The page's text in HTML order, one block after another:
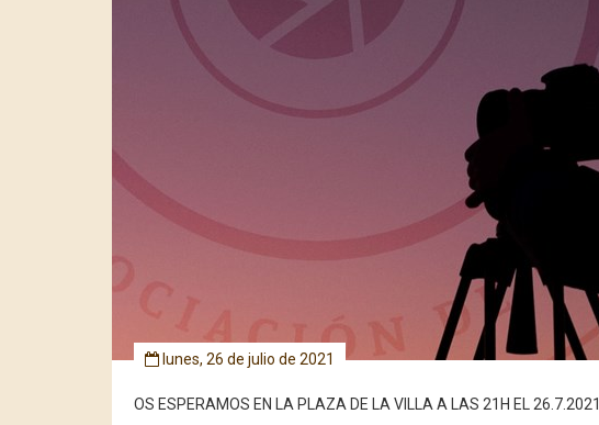
lunes, 26 de julio de 2021
OS ESPERAMOS EN LA PLAZA DE LA VILLA A LAS 21H EL 26.7.2021